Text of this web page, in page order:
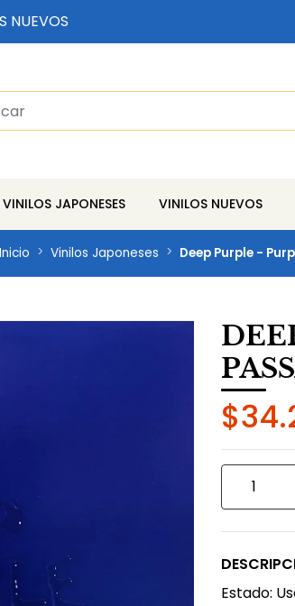
NUEVOS
VINILOS JAPONESES VINILOS NUEVOS
Inicio Vinilos Japoneses Deep Purple -
Estado: